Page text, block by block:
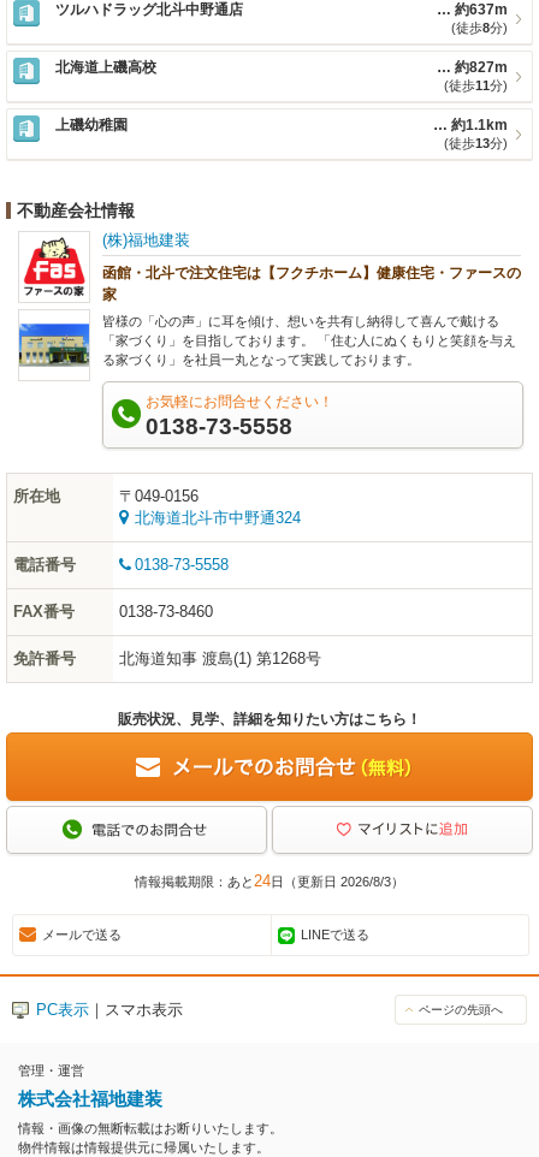
ツルハドラッグ北斗中野通店 約637m
(徒歩8分)
北海道上磯高校 約827m
(徒歩11分)
上磯幼稚園 約1.1km
(徒歩13分)
不動産会社情報
(株)福地建装
函館・北斗で注文住宅は【フクチホーム】健康住宅・ファースの
家
皆様の「心の声」に耳を傾け、想いを共有し納得して喜んで戴ける
「家づくり」を目指しております。 「住む人にぬくもりと笑顔を与え
る家づくり」を社員一丸となって実践しております。
お気軽にお問合せください！
0138-73-5558
所在地
〒049-0156
北海道北斗市中野通324
電話番号 0138-73-5558
FAX番号 0138-73-8460
免許番号 北海道知事 渡島(1) 第1268号
販売状況、見学、詳細を知りたい方はこちら！
情報掲載期限：あと24日（更新日 2026/8/3）
メールで送る LINEで送る
PC表示 ｜スマホ表示 ページの先頭へ
管理・運営
株式会社福地建装
情報・画像の無断転載はお断りいたします。
物件情報は情報提供元に帰属いたします。